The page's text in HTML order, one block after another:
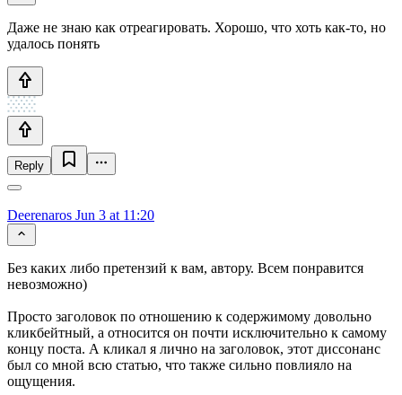
Даже не знаю как отреагировать. Хорошо, что хоть как-то, но
удалось понять
Reply
Deerenaros Jun 3 at 11:20
Без каких либо претензий к вам, автору. Всем понравится
невозможно)
Просто заголовок по отношению к содержимому довольно
кликбейтный, а относится он почти исключительно к самому
концу поста. А кликал я лично на заголовок, этот диссонанс
был со мной всю статью, что также сильно повлияло на
ощущения.